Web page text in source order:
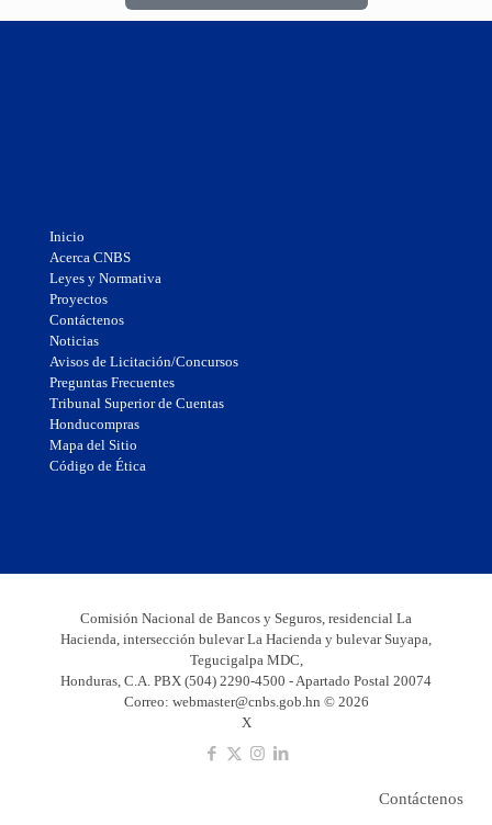
Inicio
Acerca CNBS
Leyes y Normativa
Proyectos
Contáctenos
Noticias
Avisos de Licitación/Concursos
Preguntas Frecuentes
Tribunal Superior de Cuentas
Honducompras
Mapa del Sitio
Código de Ética
Comisión Nacional de Bancos y Seguros, residencial La
Hacienda, intersección bulevar La Hacienda y bulevar Suyapa,
Tegucigalpa MDC,
Honduras, C.A. PBX (504) 2290-4500 - Apartado Postal 20074
Correo: webmaster@cnbs.gob.hn © 2026
X
Contáctenos